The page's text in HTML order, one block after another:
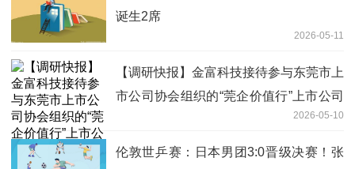
诞生2席
2026-05-11
【调研快报】金富科技接待参与东莞市上
市公司协会组织的“莞企价值行”上市公司
集体路演活动投资者约80人调研 讯息
2026-05-10
伦敦世乒赛：日本男团3:0晋级决赛！张